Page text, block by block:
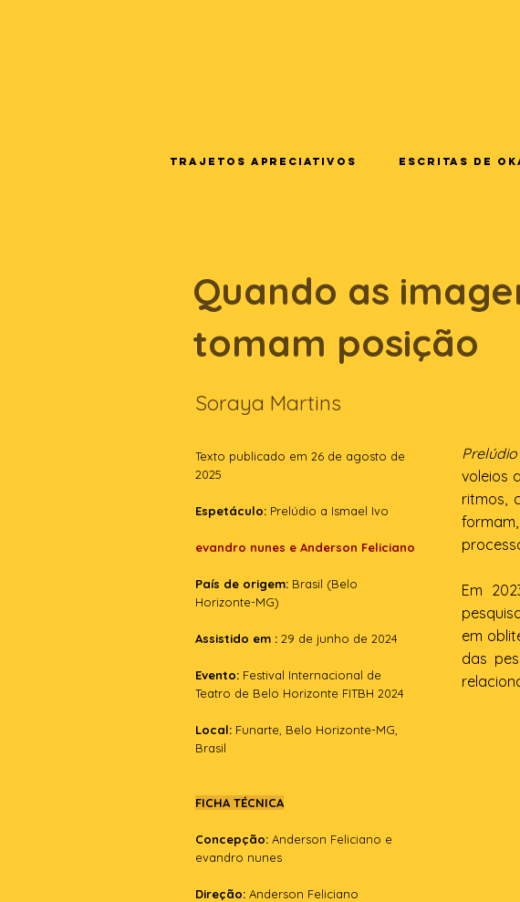
Trajetos Apreciativos Escritas de
Quando as
tomam posição
Soraya Martins
Texto publicado em 26 de agosto de
2025
Espetáculo: Prelúdio a Ismael Ivo
evandro nunes e Anderson Feliciano
País de origem: Brasil (Belo
Horizonte-MG)
Assistido em : 29 de junho de 2024
Evento: Festival Internacional de
Teatro de Belo Horizonte FITBH 2024
Local: Funarte, Belo Horizonte-MG,
Brasil
FICHA TÉCNICA
Concepção: Anderson Feliciano e
evandro nunes
Direção: Anderson Feliciano
voleios
ritmos,
Em
em
das